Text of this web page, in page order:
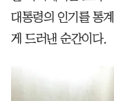
대통령의 인기를 통
게 드러낸 순간이다.